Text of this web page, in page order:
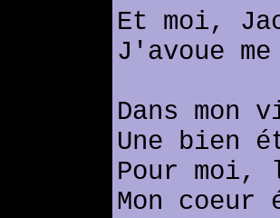
Et moi,
J'avoue
Dans
Une bien
Pour
Mon